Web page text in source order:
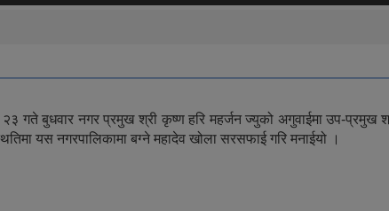
गते बुधवार नगर प्रमुख श्री कृष्ण हरि महर्जन ज्युको अगुवाईमा उप-प्रमुख
यस नगरपालिकामा बग्ने महादेव खोला सरसफाई गरि मनाईयो ।